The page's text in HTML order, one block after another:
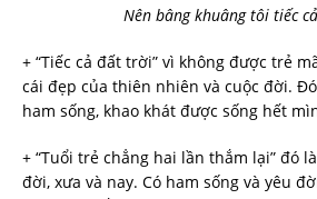
Nên bâng khuâng tôi tiếc
+ “Tiếc cả đất trời” vì không được trẻ
cái đẹp của thiên nhiên và cuộc đời.
ham sống, khao khát được sống hết
+ “Tuổi trẻ chẳng hai lần thắm lại” đó
đời, xưa và nay. Có ham sống và yêu